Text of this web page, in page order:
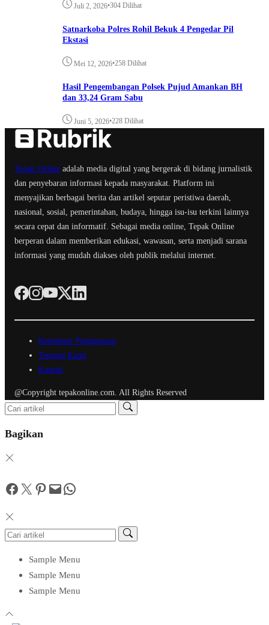
Juli 2, 2026•304 Dilihat
Satnarkoba Polres Rohil Bekuk 4 Pengedar Pil
Ekstasi
Mei 12, 2026•258 Dilihat
Hasil Pengembangan Polsek Pujud Amankan BH
dan 33,24 Gram Sabu
Juni 5, 2026•228 Dilihat
Tepak Online adalah media digital yang bergerak di bidang jurnalistik
dan penyebaran informasi kepada masyarakat. Platform ini
menyajikan berbagai berita dan artikel seputar peristiwa daerah,
nasional, sosial, pemerintahan, budaya, hingga isu-isu terkini lainnya
secara cepat dan informatif. Sebagai media online, Tepak Online
berperan dalam memberikan edukasi, wawasan, serta menjadi sarana
informasi yang mudah diakses oleh publik melalui internet.
Ketentuan Penggunaan
Tentang Kami
Kontak
@Copyright tepakonline.com. All Rights Reserved
Bagikan
Facebook
Twitter
Pinterest
MailWhatsApp
Sample Menu
Sample Menu
Sample Menu